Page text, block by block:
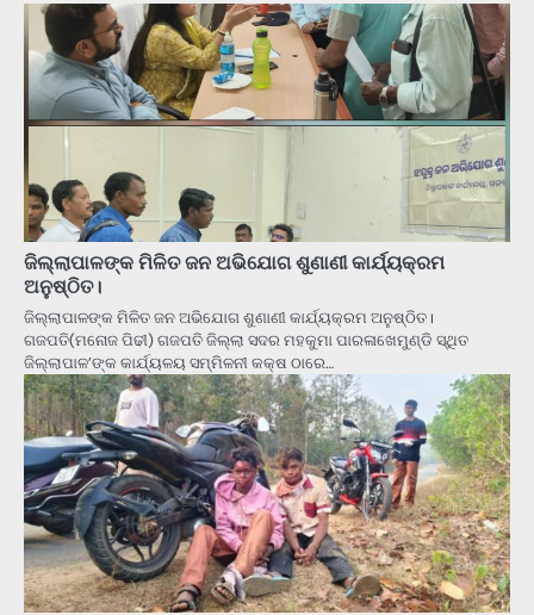
ଜିଲ୍ଲାପାଳଙ୍କ ମିଳିତ ଜନ ଅଭିଯୋଗ ଶୁଣାଣୀ କାର୍ଯ୍ୟକ୍ରମ
ଅନୁଷ୍ଠିତ।
ଜିଲ୍ଲାପାଳଙ୍କ ମିଳିତ ଜନ ଅଭିଯୋଗ ଶୁଣାଣୀ କାର୍ଯ୍ୟକ୍ରମ ଅନୁଷ୍ଠିତ।
ଗଜପତି(ମନୋଜ ପିଢୀ) ଗଜପତି ଜିଲ୍ଲା ସଦର ମହକୁମା ପାରଳାଖେମୁଣ୍ଡି ସ୍ଥିତ
ଜିଲ୍ଲାପାଳ’ଙ୍କ କାର୍ଯ୍ୟଳୟ ସମ୍ମିଳନୀ କକ୍ଷ ଠାରେ…